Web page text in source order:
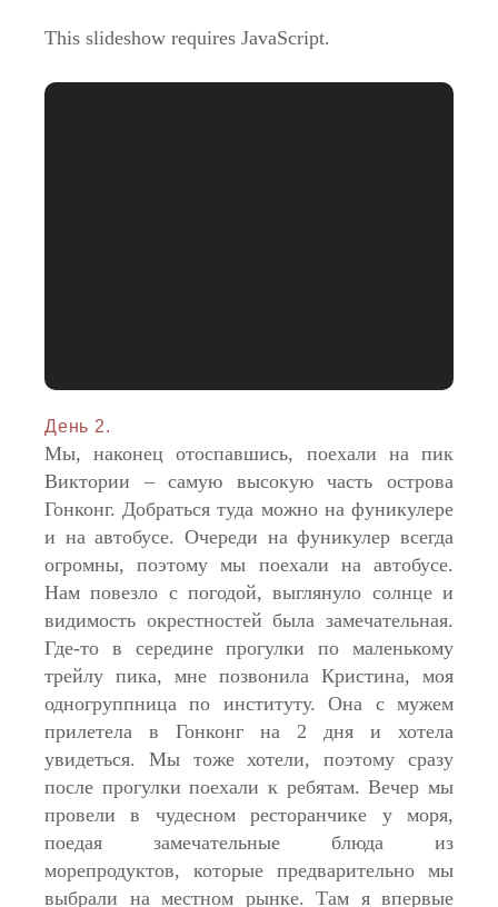
This slideshow requires JavaScript.
День 2.
Мы, наконец отоспавшись, поехали на пик
Виктории – самую высокую часть острова
Гонконг. Добраться туда можно на фуникулере
и на автобусе. Очереди на фуникулер всегда
огромны, поэтому мы поехали на автобусе.
Нам повезло с погодой, выглянуло солнце и
видимость окрестностей была замечательная.
Где-то в середине прогулки по маленькому
трейлу пика, мне позвонила Кристина, моя
одногруппница по институту. Она с мужем
прилетела в Гонконг на 2 дня и хотела
увидеться. Мы тоже хотели, поэтому сразу
после прогулки поехали к ребятам. Вечер мы
провели в чудесном ресторанчике у моря,
поедая замечательные блюда из
морепродуктов, которые предварительно мы
выбрали на местном рынке. Там я впервые